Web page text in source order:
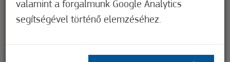
This page can't load Google Maps correctly.
Do you own this website? OK
valamint a forgalmunk Google Analytics
segítségével történő elemzéséhez.